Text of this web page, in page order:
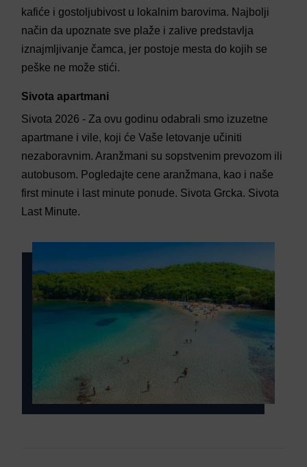
kafiće i gostoljubivost u lokalnim barovima. Najbolji
način da upoznate sve plaže i zalive predstavlja
iznajmljivanje čamca, jer postoje mesta do kojih se
peške ne može stići.
Sivota apartmani
Sivota 2026 - Za ovu godinu odabrali smo izuzetne
apartmane i vile, koji će Vaše letovanje učiniti
nezaboravnim. Aranžmani su sopstvenim prevozom ili
autobusom. Pogledajte cene aranžmana, kao i naše
first minute i last minute ponude. Sivota Grcka. Sivota
Last Minute.